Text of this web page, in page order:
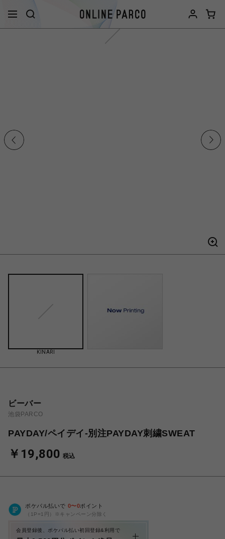
KINARI
ビーバー
池袋PARCO
PAYDAY/ペイデイ-別注PAYDAY刺繍SWEAT
￥19,800 税込
ポケパル払いで 0〜0ポイント
（1P=1円）※キャンペーン分除く
会員登録後、ポケパル払い初回登録&利用で